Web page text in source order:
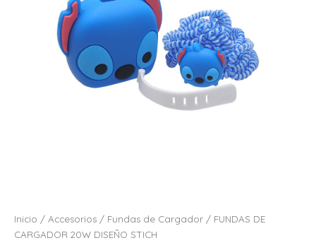
Inicio / Accesorios / Fundas de Cargador / FUNDAS DE
CARGADOR 20W DISEÑO STICH